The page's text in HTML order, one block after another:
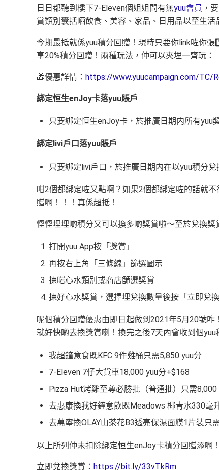
日日都聽到樓下7-Eleven個姐姐問有無yuu會員 ，
賞類別囊括晒飲食、美容、家品、日用品以至生
今期最抵就係yuu積分回贈！現時只要你link咗你
享20%積分回贈！兩種玩法，仲可以夾埋一齊玩：
🎁優惠詳情： https://www.yuucampaign.com/TC/
綁定恒生enJoy卡落yuu賬戶
只要綁定恒生enJoy卡，於推廣日期内所有yuu
綁定livi戶口落yuu賬戶
只要綁定livi戶口，於推廣日期内在以yuu積分
咁2個都綁定咗又點啊？如果2個都綁定咗的話就
贈啊！！！真係超抵！
慳慳埋埋啲積分又可以換多啲獎賞啦～至於兌換獎
打開yuu App按「獎賞」
再按右上角「三條線」篩選圖示
揀啱心水類別或商店篩選獎賞
揀好心水獎賞，選擇埋兌換數量後按「立即兌
呢個積分回贈優惠由即日起做到2021年5月20號咋
就好快啲去換獎賞喇！換完之後7天內會收到個
我超鐘意食既KFC 9件雞桶只需5,850 yuu分
7-Eleven 7仔大貨車18,000 yuu分+$168
Pizza Hut烤雞至尊必勝批（普通批）只需8,000
去惠康換我好鐘意飲既Meadows 椰青水330毫
去萬寧換OLAY山茶花B3透亮保濕面膜1片裝只
以上所列仲未扣除綁定恒生enJoy卡積分回贈添啊
立即兌換獎賞： https://bit.ly/33vTkRm